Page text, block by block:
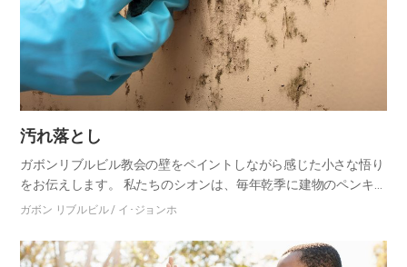
汚れ落とし
ガボンリブルビル教会の壁をペイントしながら感じた小さな悟り
をお伝えします。 私たちのシオンは、毎年乾季に建物のペンキ塗
りをします。雨季には、ペンキ塗りをしたくてもできないので、
ンキ塗…
ガボン リブルビル / イ･ジョンホ